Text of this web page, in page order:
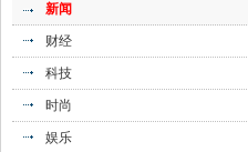
新闻
财经
科技
时尚
娱乐
《中国烹饪大师交流论坛会在金宫召开》